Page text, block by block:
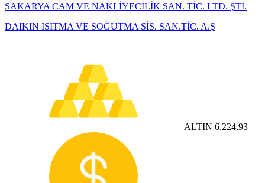
SAKARYA CAM VE NAKLİYECİLİK SAN. TİC. LTD. ŞTİ.
DAIKIN ISITMA VE SOĞUTMA SİS. SAN.TİC. A.Ş
ALTIN 6.224,93